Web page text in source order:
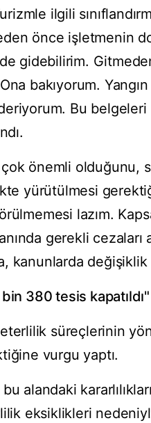
ilgili
önce işletmenin
gidebilirim.
Ona bakıyorum.
Bu
önemli olduğunu,
yürütülmesi
lazım.
gerekli cezaları
kanunlarda değişiklik
380 tesis kapatıldı"
süreçlerinin
vurgu yaptı.
alandaki
eksiklikleri